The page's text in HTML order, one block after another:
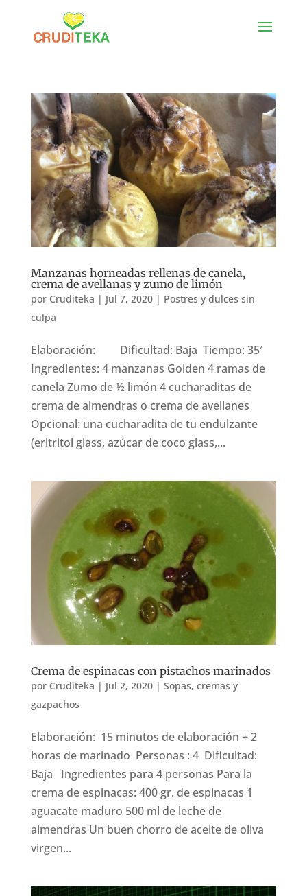
Manzanas horneadas rellenas de canela,
crema de avellanas y zumo de limón
por Cruditeka | Jul 7, 2020| Postres y dulces sin
culpa
Elaboración: Dificultad: Baja Tiempo: 35′
Ingredientes: 4 manzanas Golden 4 ramas de
canela Zumo de ½ limón 4 cucharaditas de
crema de almendras o crema de avellanes
Opcional: una cucharadita de tu endulzante
(eritritol glass, azúcar de coco glass,...
Crema de espinacas con pistachos marinados
por Cruditeka | Jul 2, 2020| Sopas, cremas y
gazpachos
Elaboración: 15 minutos de elaboración + 2
horas de marinado Personas : 4 Dificultad:
Baja Ingredientes para 4 personas Para la
crema de espinacas: 400 gr. de espinacas 1
aguacate maduro 500 ml de leche de
almendras Un buen chorro de aceite de oliva
virgen...